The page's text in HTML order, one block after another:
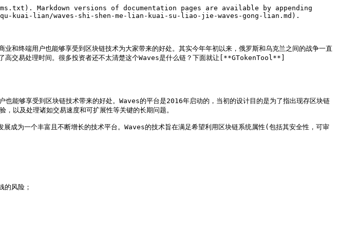
Markdown versions of documentation pages are available by appending
kuai-lian/waves-shi-shen-me-lian-kuai-su-liao-jie-waves-gong-lian.md).
和终端用户也能够享受到区块链技术为大家带来的好处。其实今年年初以来，俄罗斯和乌克兰之间的战争一直
高交易处理时间。很多投资者还不太清楚这个Waves是什么链？下面就让[**GTokenTool**]
能够享受到区块链技术带来的好处。Waves的平台是2016年启动的，当初的设计目的是为了指出现存区块链
以及处理诸如交易速度和可扩展性等关键的长期问题。
为一个丰富且不断增长的技术平台。Waves的技术旨在满足希望利用区块链系统属性(包括其安全性，可审
风险；